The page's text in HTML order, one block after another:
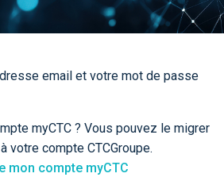
email et votre mot de passe
myCTC ? Vous pouvez le migrer
compte CTCGroupe.
mon compte myCTC